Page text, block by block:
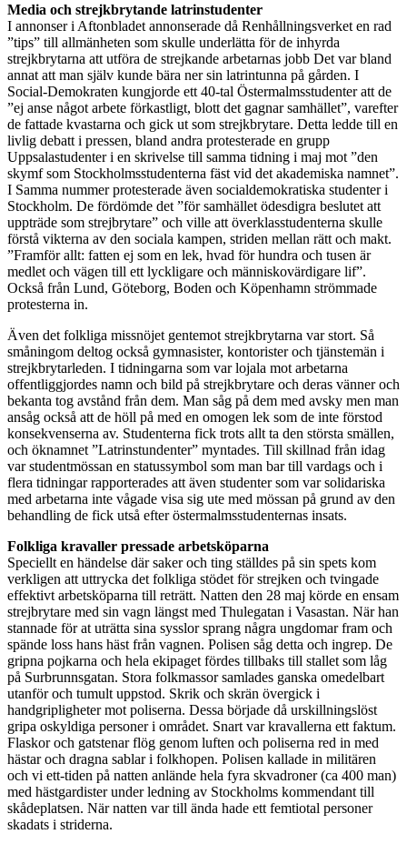
Media och strejkbrytande latrinstudenter
I annonser i Aftonbladet annonserade då Renhållningsverket en rad
”tips” till allmänheten som skulle underlätta för de inhyrda
strejkbrytarna att utföra de strejkande arbetarnas jobb Det var bland
annat att man själv kunde bära ner sin latrintunna på gården. I
Social-Demokraten kungjorde ett 40-tal Östermalmsstudenter att de
”ej anse något arbete förkastligt, blott det gagnar samhället”, varefter
de fattade kvastarna och gick ut som strejkbrytare. Detta ledde till en
livlig debatt i pressen, bland andra protesterade en grupp
Uppsalastudenter i en skrivelse till samma tidning i maj mot ”den
skymf som Stockholmsstudenterna fäst vid det akademiska namnet”.
I Samma nummer protesterade även socialdemokratiska studenter i
Stockholm. De fördömde det ”för samhället ödesdigra beslutet att
uppträde som strejbrytare” och ville att överklasstudenterna skulle
förstå vikterna av den sociala kampen, striden mellan rätt och makt.
”Framför allt: fatten ej som en lek, hvad för hundra och tusen är
medlet och vägen till ett lyckligare och människovärdigare lif”.
Också från Lund, Göteborg, Boden och Köpenhamn strömmade
protesterna in.
Även det folkliga missnöjet gentemot strejkbrytarna var stort. Så
småningom deltog också gymnasister, kontorister och tjänstemän i
strejkbrytarleden. I tidningarna som var lojala mot arbetarna
offentliggjordes namn och bild på strejkbrytare och deras vänner och
bekanta tog avstånd från dem. Man såg på dem med avsky men man
ansåg också att de höll på med en omogen lek som de inte förstod
konsekvenserna av. Studenterna fick trots allt ta den största smällen,
och öknamnet ”Latrinstundenter” myntades. Till skillnad från idag
var studentmössan en statussymbol som man bar till vardags och i
flera tidningar rapporterades att även studenter som var solidariska
med arbetarna inte vågade visa sig ute med mössan på grund av den
behandling de fick utså efter östermalmsstudenternas insats.
Folkliga kravaller pressade arbetsköparna
Speciellt en händelse där saker och ting ställdes på sin spets kom
verkligen att uttrycka det folkliga stödet för strejken och tvingade
effektivt arbetsköparna till reträtt. Natten den 28 maj körde en ensam
strejbrytare med sin vagn längst med Thulegatan i Vasastan. När han
stannade för at uträtta sina sysslor sprang några ungdomar fram och
spände loss hans häst från vagnen. Polisen såg detta och ingrep. De
gripna pojkarna och hela ekipaget fördes tillbaks till stallet som låg
på Surbrunnsgatan. Stora folkmassor samlades ganska omedelbart
utanför och tumult uppstod. Skrik och skrän övergick i
handgripligheter mot poliserna. Dessa började då urskillningslöst
gripa oskyldiga personer i området. Snart var kravallerna ett faktum.
Flaskor och gatstenar flög genom luften och poliserna red in med
hästar och dragna sablar i folkhopen. Polisen kallade in militären
och vi ett-tiden på natten anlände hela fyra skvadroner (ca 400 man)
med hästgardister under ledning av Stockholms kommendant till
skådeplatsen. När natten var till ända hade ett femtiotal personer
skadats i striderna.